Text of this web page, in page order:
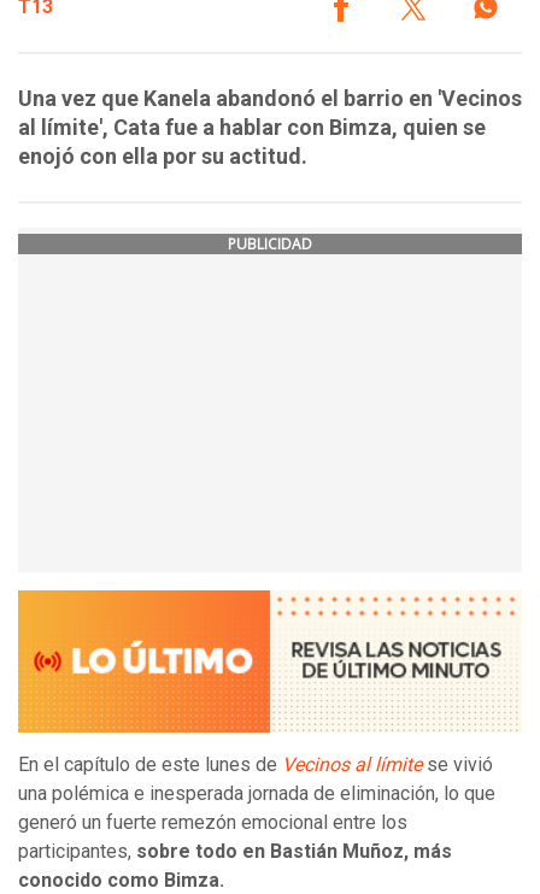
T13
Una vez que Kanela abandonó el barrio en 'Vecinos
al límite', Cata fue a hablar con Bimza, quien se
enojó con ella por su actitud.
PUBLICIDAD
En el capítulo de este lunes de Vecinos al límitese vivió
una polémica e inesperada jornada de eliminación, lo que
generó un fuerte remezón emocional entre los
participantes, sobre todo en Bastián Muñoz, más
conocido como Bimza.